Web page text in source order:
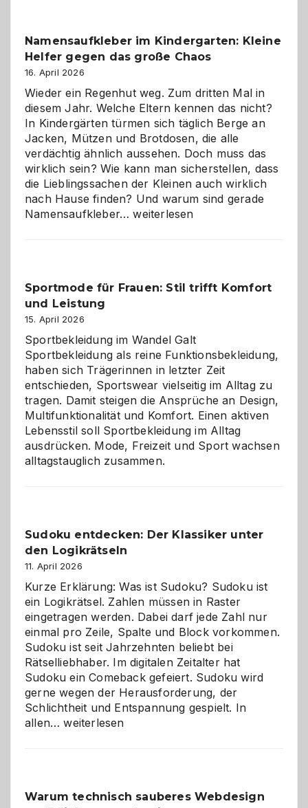
ist
eine
die
richtige
Wahl?
Namensaufkleber im Kindergarten: Kleine
Helfer gegen das große Chaos
16. April 2026
Wieder ein Regenhut weg. Zum dritten Mal in
diesem Jahr. Welche Eltern kennen das nicht?
In Kindergärten türmen sich täglich Berge an
Jacken, Mützen und Brotdosen, die alle
verdächtig ähnlich aussehen. Doch muss das
wirklich sein? Wie kann man sicherstellen, dass
die Lieblingssachen der Kleinen auch wirklich
nach Hause finden? Und warum sind gerade
Namensaufkleber…Namensaufkleber
gegen
Chaos
weiterlesen
Sportmode für Frauen: Stil trifft Komfort
und Leistung
15. April 2026
Sportbekleidung im Wandel Galt
Sportbekleidung als reine Funktionsbekleidung,
haben sich Trägerinnen in letzter Zeit
entschieden, Sportswear vielseitig im Alltag zu
tragen. Damit steigen die Ansprüche an Design,
Multifunktionalität und Komfort. Einen aktiven
Lebensstil soll Sportbekleidung im Alltag
ausdrücken. Mode, Freizeit und Sport wachsen
alltagstauglich zusammen.
Sudoku entdecken: Der Klassiker unter
den Logikrätseln
11. April 2026
Kurze Erklärung: Was ist Sudoku? Sudoku ist
ein Logikrätsel. Zahlen müssen in Raster
eingetragen werden. Dabei darf jede Zahl nur
einmal pro Zeile, Spalte und Block vorkommen.
Sudoku ist seit Jahrzehnten beliebt bei
Rätselliebhaber. Im digitalen Zeitalter hat
Sudoku ein Comeback gefeiert. Sudoku wird
gerne wegen der Herausforderung, der
Schlichtheit und Entspannung gespielt. In
allen…Sudoku
den
weiterlesen
Warum technisch sauberes Webdesign